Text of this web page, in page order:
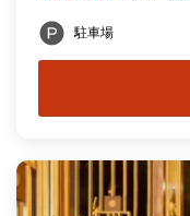
駐車場